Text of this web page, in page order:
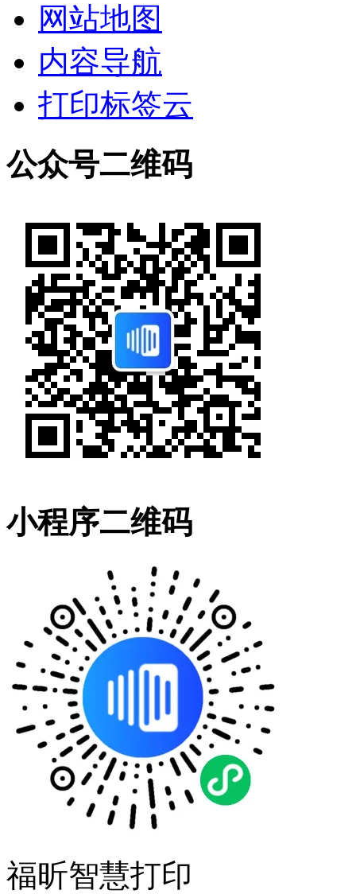
网站地图
内容导航
打印标签云
公众号二维码
小程序二维码
福昕智慧打印